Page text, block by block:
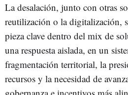
La desalación, junto con otras
reutilización o la digitalización,
pieza clave dentro del mix de
una respuesta aislada, en un
fragmentación territorial, la
recursos y la necesidad de